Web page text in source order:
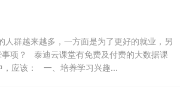
群越来越多，一方面是为了更好的就业，另
项？ 泰迪云课堂有免费及付费的大数据课
，应该： 一、培养学习兴趣...